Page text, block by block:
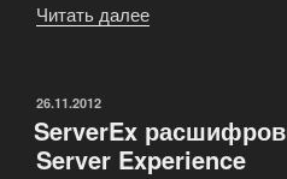
Читать далее
ОПУБЛИКОВАНО
26.11.2012
ServerEx
Server Experience